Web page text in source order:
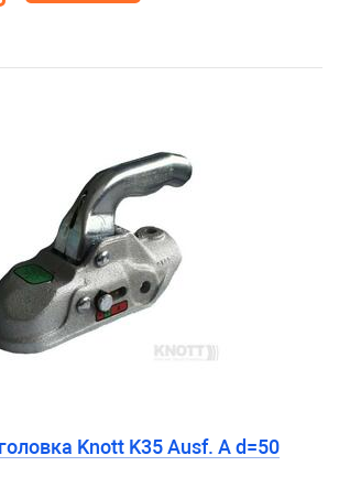
Knott K35 Ausf. A d=50